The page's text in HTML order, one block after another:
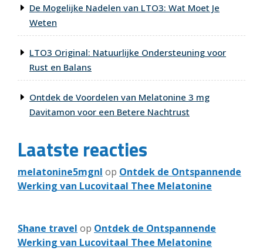
De Mogelijke Nadelen van LTO3: Wat Moet Je
Weten
LTO3 Original: Natuurlijke Ondersteuning voor
Rust en Balans
Ontdek de Voordelen van Melatonine 3 mg
Davitamon voor een Betere Nachtrust
Laatste reacties
melatonine5mgnl op Ontdek de Ontspannende
Werking van Lucovitaal Thee Melatonine
Shane travel op Ontdek de Ontspannende
Werking van Lucovitaal Thee Melatonine